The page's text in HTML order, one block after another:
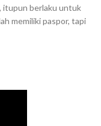
itupun berlaku untuk
memiliki paspor, tapi